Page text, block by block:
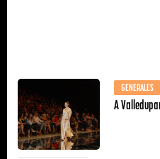
GENERALES
A